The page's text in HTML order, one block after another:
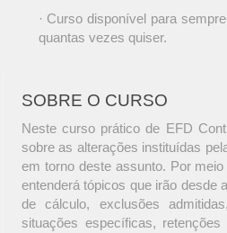
· Curso disponível para
quantas vezes quiser.
SOBRE O CURSO
Neste curso prático de EFD
sobre as alterações instituídas
em torno deste assunto. Por
entenderá tópicos que irão desde
de cálculo, exclusões
situações específicas,